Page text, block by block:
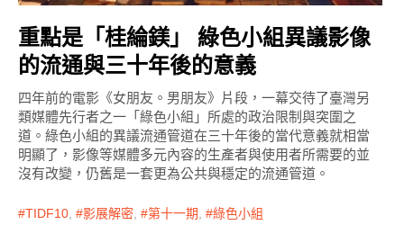
重點是「桂綸鎂」 綠色小組異議影像
的流通與三十年後的意義
四年前的電影《女朋友。男朋友》片段，一幕交待了臺灣另
類媒體先行者之一「綠色小組」所處的政治限制與突圍之
道。綠色小組的異議流通管道在三十年後的當代意義就相當
明顯了，影像等媒體多元內容的生產者與使用者所需要的並
沒有改變，仍舊是一套更為公共與穩定的流通管道。
TIDF10, 影展解密, 第十一期, 綠色小組